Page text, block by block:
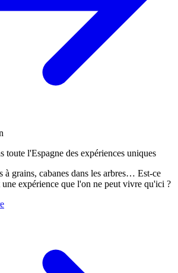
toute l'Espagne des expériences uniques
à grains, cabanes dans les arbres… Est-ce
une expérience que l'on ne peut vivre qu'ici ?